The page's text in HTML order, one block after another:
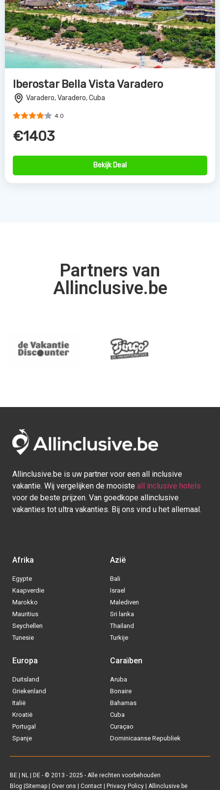
Iberostar Bella Vista Varadero
Varadero, Varadero, Cuba
4.0
€1403
Bekijk Deal
Partners van
Allinclusive.be
Allinclusive.be is uw partner voor een all inclusive
vakantie. Wij vergelijken de mooiste all inclusive hotels
voor de beste prijzen. Van goedkope allinclusive
vakanties tot ultra vakanties. Bij ons vind u het allemaal.
Afrika
Egypte
Kaapverdie
Marokko
Mauritius
Seychellen
Tunesie
Azië
Bali
Israel
Malediven
Sri lanka
Thailand
Turkije
Europa
Duitsland
Griekenland
Italië
Kroatië
Portugal
Spanje
Caraïben
Aruba
Bonaire
Bahamas
Cuba
Curaçao
Dominicaanse Republiek
BE NL DE - © 2013 - 2025 - Alle rechten voorbehouden
Blog Sitemap Over ons Contact Privacy Policy | Allinclusive.be
Vakantiediscounter